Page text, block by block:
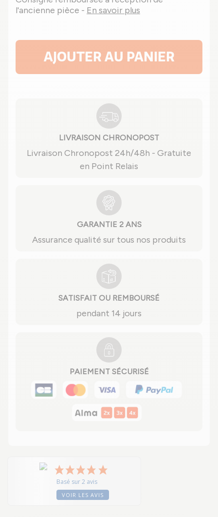
l'ancienne pièce - En savoir plus
AJOUTER AU PANIER
LIVRAISON CHRONOPOST
Livraison Chronopost 24h/48h - Gratuite
en Point Relais
GARANTIE 2 ANS
Assurance qualité sur tous nos produits
SATISFAIT OU REMBOURSÉ
pendant 14 jours
PAIEMENT SÉCURISÉ
Basé sur 2 avis
VOIR LES AVIS